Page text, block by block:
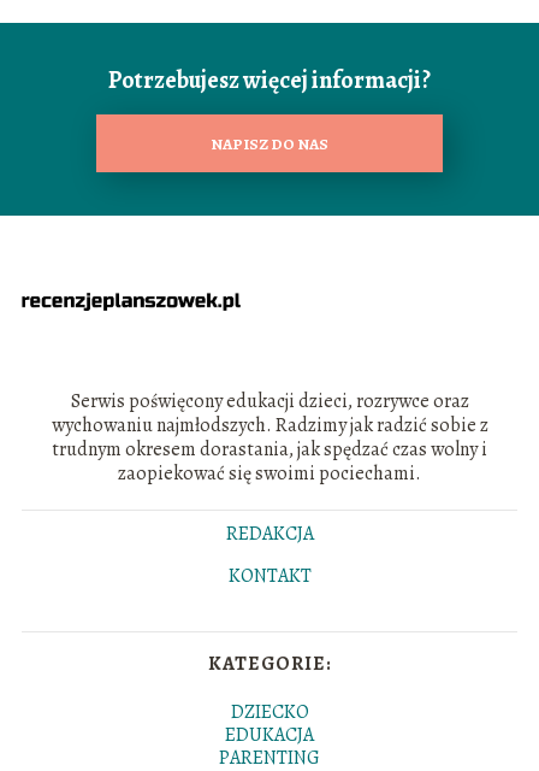
Potrzebujesz więcej informacji?
NAPISZ DO NAS
Serwis poświęcony edukacji dzieci, rozrywce oraz
wychowaniu najmłodszych. Radzimy jak radzić sobie z
trudnym okresem dorastania, jak spędzać czas wolny i
zaopiekować się swoimi pociechami.
REDAKCJA
KONTAKT
KATEGORIE:
DZIECKO
EDUKACJA
PARENTING